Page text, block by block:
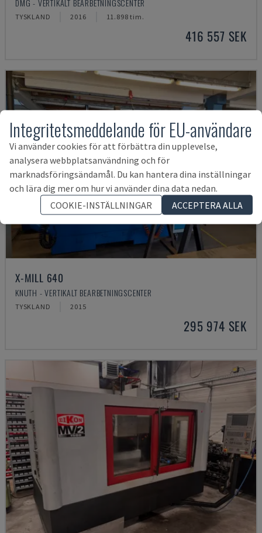
DMG - VERTIKALT BEARBETNINGSCENTER
TYSKLAND 2016 11.898 tim.
416 557 SEK
X-MILL 640
KNUTH - VERTIKALT BEARBETNINGSCENTER
TYSKLAND 2015
295 974 SEK
Integritetsmeddelande för EU-användare
Vi använder cookies för att förbättra din upplevelse,
analysera webbplatsanvändning och för
marknadsföringsändamål. Du kan hantera dina inställningar
och lära dig mer om hur vi använder dina data nedan.
COOKIE-INSTÄLLNINGAR
ACCEPTERA ALLA